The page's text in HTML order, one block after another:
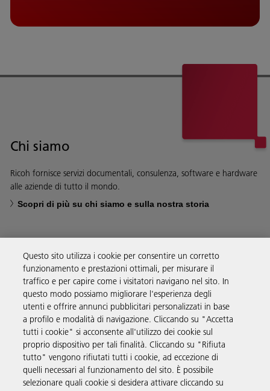
Chi siamo
Ricoh fornisce servizi documentali, consulenza, software e hardware
alle aziende di tutto il mondo.
Scopri di più su chi siamo e sulla nostra storia
Soluzioni
Prodotti e servizi
Supporto
Questo sito utilizza i cookie per consentire un corretto
funzionamento e prestazioni ottimali, per misurare il
traffico e per capire come i visitatori navigano nel sito. In
questo modo possiamo migliorare l'esperienza degli
utenti e offrire annunci pubblicitari personalizzati in base
a profilo e modalità di navigazione. Cliccando su "Accetta
tutti i cookie" si acconsente all'utilizzo dei cookie sul
proprio dispositivo per tali finalità. Cliccando su "Rifiuta
tutto" vengono rifiutati tutti i cookie, ad eccezione di
quelli necessari al funzionamento del sito. È possibile
selezionare quali cookie si desidera attivare cliccando su